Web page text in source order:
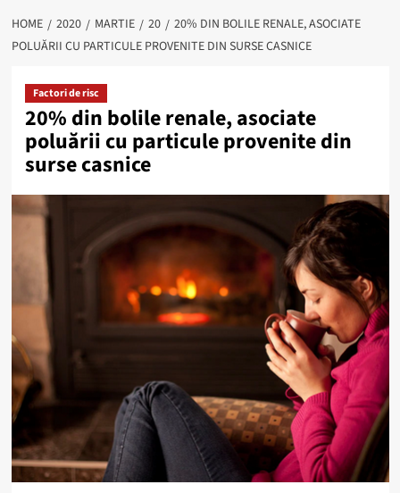
HOME 2020 MARTIE 20
20% DIN BOLILE RENALE, ASOCIATE
POLUĂRII CU PARTICULE PROVENITE DIN SURSE CASNICE
Factori de risc
20% din bolile renale, asociate
poluării cu particule provenite din
surse casnice